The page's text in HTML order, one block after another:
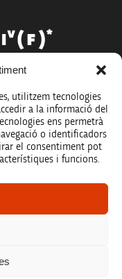
utilitzem tecnologies
a la informació del
ens permetrà
o identificadors
el consentiment pot
i funcions.